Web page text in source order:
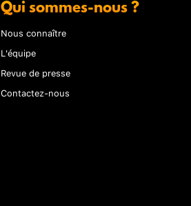
Qui sommes-nous ?
Nous connaître
L'équipe
Revue de presse
Contactez-nous